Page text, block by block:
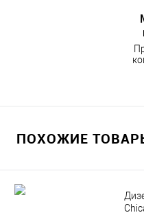
ПОХОЖИЕ